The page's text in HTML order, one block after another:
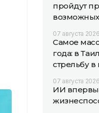
пройдут
07 августа
Самое
года: в
стрельбу
07 августа
ИИ